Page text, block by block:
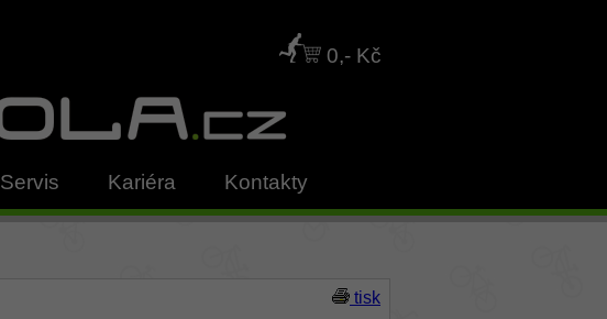
0,- Kč
Servis Kariéra Kontakty
tisk